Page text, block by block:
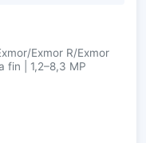
Exmor R/Exmor
fin | 1,2–8,3 MP